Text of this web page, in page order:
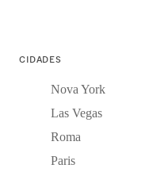
CIDADES
Nova York
Las Vegas
Roma
Paris